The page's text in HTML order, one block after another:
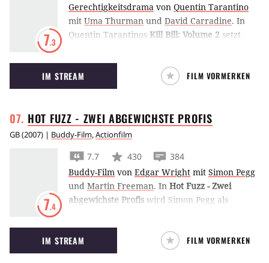
7.3
Gerechtigkeitsdrama von Quentin Tarantino
mit Uma Thurman und David Carradine. In
Quentin Tarantinos Kill Bill: Volume 2 setzt
kümmert sich um drei weitere Kandidaten
ihrer Todesliste.
IM STREAM FILM VORMERKEN
HOT FUZZ - ZWEI ABGEWICHSTE PROFIS
GB(2007) | Buddy-Film,Actionfilm
7.4
7.7 430
384
Buddy-Film von Edgar Wright mit Simon Pegg
und Martin Freeman. In Hot Fuzz - Zwei
abgewichste Profis wird Simon Pegg als
strafversetzt. Dort erkennt er bald, dass das
idyllische Dorf eine erschreckend hohe Rate
tödlicher Unfälle hat.
IM STREAM FILM VORMERKEN